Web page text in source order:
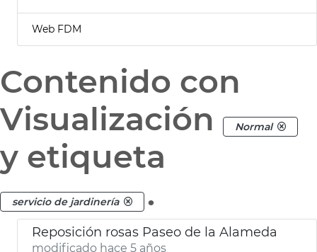
Web FDM
Contenido con
Visualización
Normal
y etiqueta
servicio de jardinería .
Reposición rosas Paseo de la Alameda
modificado hace 5 años